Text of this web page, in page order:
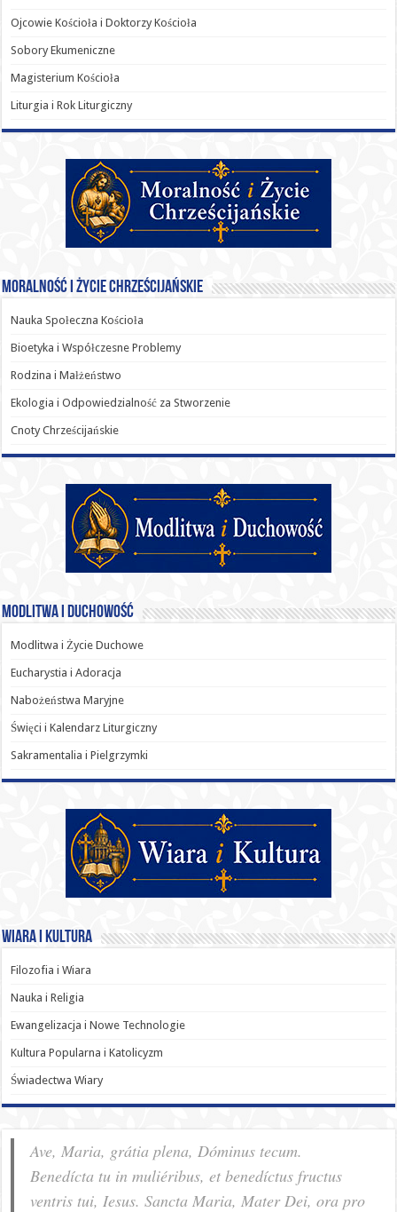
Ojcowie Kościoła i Doktorzy Kościoła
Sobory Ekumeniczne
Magisterium Kościoła
Liturgia i Rok Liturgiczny
Moralność i Życie Chrześcijańskie
Nauka Społeczna Kościoła
Bioetyka i Współczesne Problemy
Rodzina i Małżeństwo
Ekologia i Odpowiedzialność za Stworzenie
Cnoty Chrześcijańskie
Modlitwa i Duchowość
Modlitwa i Życie Duchowe
Eucharystia i Adoracja
Nabożeństwa Maryjne
Święci i Kalendarz Liturgiczny
Sakramentalia i Pielgrzymki
Wiara i Kultura
Filozofia i Wiara
Nauka i Religia
Ewangelizacja i Nowe Technologie
Kultura Popularna i Katolicyzm
Świadectwa Wiary
Ave, Maria, grátia plena, Dóminus tecum.
Benedícta tu in muliéribus, et benedíctus fructus
ventris tui, Iesus. Sancta Maria, Mater Dei, ora pro